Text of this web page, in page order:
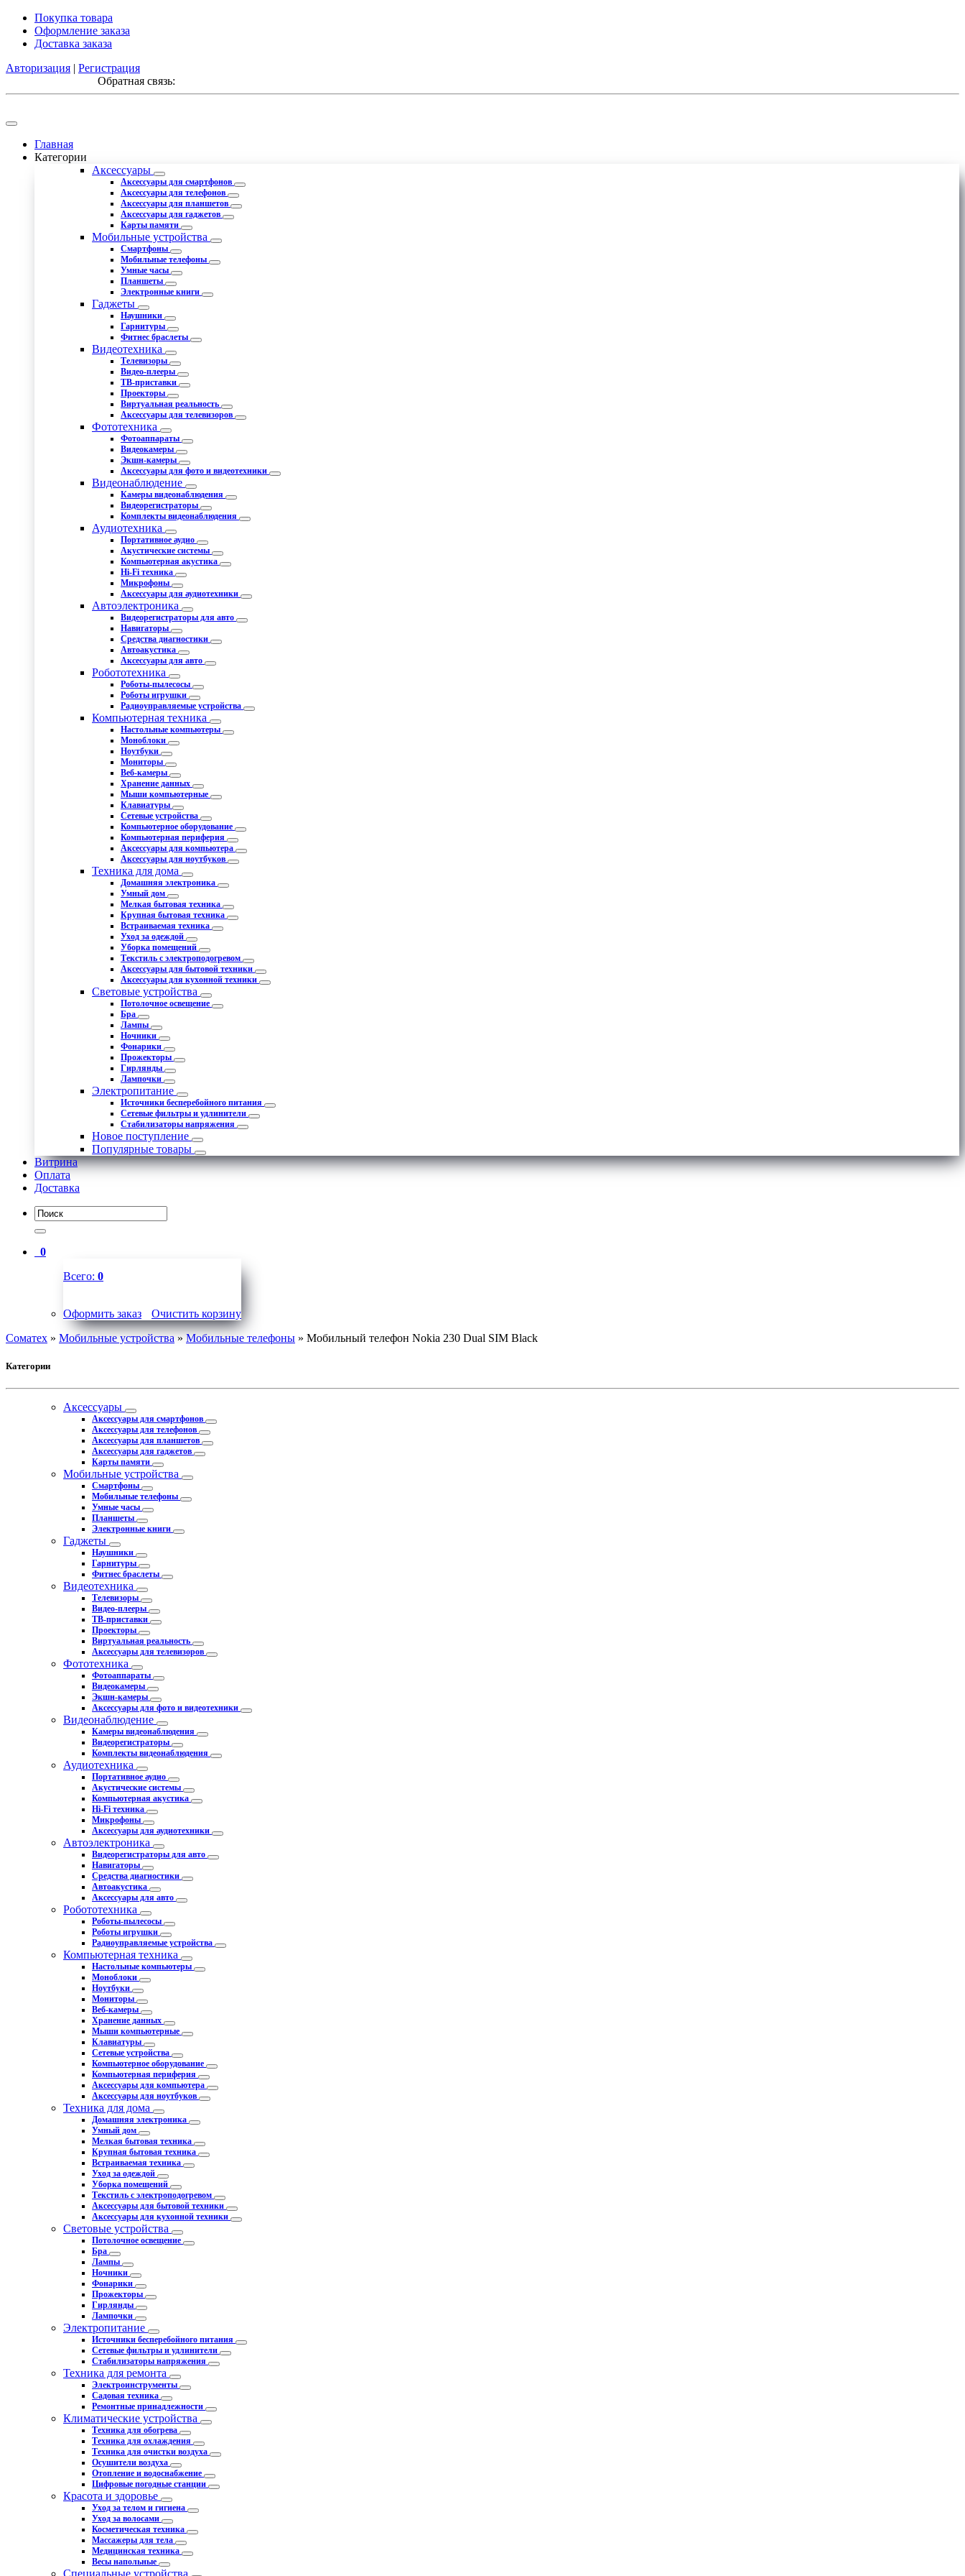
Покупка товара
Оформление заказа
Доставка заказа
Авторизация | Регистрация
Обратная связь:
Главная
Категории
Аксессуары
Аксессуары для смартфонов
Аксессуары для телефонов
Аксессуары для планшетов
Аксессуары для гаджетов
Карты памяти
Мобильные устройства
Смартфоны
Мобильные телефоны
Умные часы
Планшеты
Электронные книги
Гаджеты
Наушники
Гарнитуры
Фитнес браслеты
Видеотехника
Телевизоры
Видео-плееры
ТВ-приставки
Проекторы
Виртуальная реальность
Аксессуары для телевизоров
Фототехника
Фотоаппараты
Видеокамеры
Экшн-камеры
Аксессуары для фото и видеотехники
Видеонаблюдение
Камеры видеонаблюдения
Видеорегистраторы
Комплекты видеонаблюдения
Аудиотехника
Портативное аудио
Акустические системы
Компьютерная акустика
Hi-Fi техника
Микрофоны
Аксессуары для аудиотехники
Автоэлектроника
Видеорегистраторы для авто
Навигаторы
Средства диагностики
Автоакустика
Аксессуары для авто
Робототехника
Роботы-пылесосы
Роботы игрушки
Радиоуправляемые устройства
Компьютерная техника
Настольные компьютеры
Моноблоки
Ноутбуки
Мониторы
Веб-камеры
Хранение данных
Мыши компьютерные
Клавиатуры
Сетевые устройства
Компьютерное оборудование
Компьютерная периферия
Аксессуары для компьютера
Аксессуары для ноутбуков
Техника для дома
Домашняя электроника
Умный дом
Мелкая бытовая техника
Крупная бытовая техника
Встраиваемая техника
Уход за одеждой
Уборка помещений
Текстиль с электроподогревом
Аксессуары для бытовой техники
Аксессуары для кухонной техники
Световые устройства
Потолочное освещение
Бра
Лампы
Ночники
Фонарики
Прожекторы
Гирлянды
Лампочки
Электропитание
Источники бесперебойного питания
Сетевые фильтры и удлинители
Стабилизаторы напряжения
Новое поступление
Популярные товары
Витрина
Оплата
Доставка
0
Всего: 0
Оформить заказ
Очистить корзину
Соматех » Мобильные устройства»Мобильные телефоны » Мобильный телефон Nokia 230 Dual SIM Black
Категории
Аксессуары
Аксессуары для смартфонов
Аксессуары для телефонов
Аксессуары для планшетов
Аксессуары для гаджетов
Карты памяти
Мобильные устройства
Смартфоны
Мобильные телефоны
Умные часы
Планшеты
Электронные книги
Гаджеты
Наушники
Гарнитуры
Фитнес браслеты
Видеотехника
Телевизоры
Видео-плееры
ТВ-приставки
Проекторы
Виртуальная реальность
Аксессуары для телевизоров
Фототехника
Фотоаппараты
Видеокамеры
Экшн-камеры
Аксессуары для фото и видеотехники
Видеонаблюдение
Камеры видеонаблюдения
Видеорегистраторы
Комплекты видеонаблюдения
Аудиотехника
Портативное аудио
Акустические системы
Компьютерная акустика
Hi-Fi техника
Микрофоны
Аксессуары для аудиотехники
Автоэлектроника
Видеорегистраторы для авто
Навигаторы
Средства диагностики
Автоакустика
Аксессуары для авто
Робототехника
Роботы-пылесосы
Роботы игрушки
Радиоуправляемые устройства
Компьютерная техника
Настольные компьютеры
Моноблоки
Ноутбуки
Мониторы
Веб-камеры
Хранение данных
Мыши компьютерные
Клавиатуры
Сетевые устройства
Компьютерное оборудование
Компьютерная периферия
Аксессуары для компьютера
Аксессуары для ноутбуков
Техника для дома
Домашняя электроника
Умный дом
Мелкая бытовая техника
Крупная бытовая техника
Встраиваемая техника
Уход за одеждой
Уборка помещений
Текстиль с электроподогревом
Аксессуары для бытовой техники
Аксессуары для кухонной техники
Световые устройства
Потолочное освещение
Бра
Лампы
Ночники
Фонарики
Прожекторы
Гирлянды
Лампочки
Электропитание
Источники бесперебойного питания
Сетевые фильтры и удлинители
Стабилизаторы напряжения
Техника для ремонта
Электроинструменты
Садовая техника
Ремонтные принадлежности
Климатические устройства
Техника для обогрева
Техника для охлаждения
Техника для очистки воздуха
Осушители воздуха
Отопление и водоснабжение
Цифровые погодные станции
Красота и здоровье
Уход за телом и гигиена
Уход за волосами
Косметическая техника
Массажеры для тела
Медицинская техника
Весы напольные